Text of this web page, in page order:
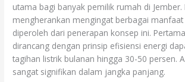
utama bagi banyak pemilik rumah di Jember.
mengherankan mengingat berbagai
diperoleh dari penerapan konsep ini.
dirancang dengan prinsip efisiensi energi
tagihan listrik bulanan hingga 30-50 persen.
sangat signifikan dalam jangka panjang.